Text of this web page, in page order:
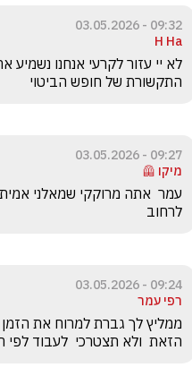
09:32 - 03.05.2026
H Ha
התקשורת של חופש הביטוי
09:27 - 03.05.2026
מיקו 🦺
לרחוב
09:24 - 03.05.2026
רפי עמר
הזאת  ולא תצטרכי  לעבוד לפי